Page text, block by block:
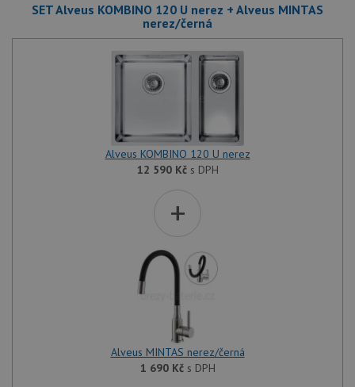
SET Alveus KOMBINO 120 U nerez + Alveus MINTAS
nerez/černá
Alveus KOMBINO 120 U nerez
12 590 Kčs DPH
+
Alveus MINTAS nerez/černá
1 690 Kčs DPH